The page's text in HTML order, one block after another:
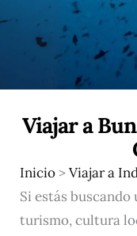
Viajar a
Inicio>Viajar a
Si estás
turismo, cultura